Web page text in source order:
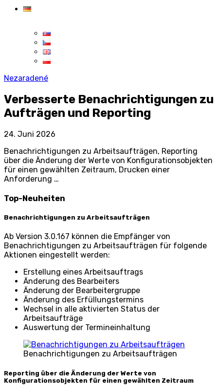
Nezaradené
Verbesserte Benachrichtigungen zu
Aufträgen und Reporting
24. Juni 2026
Benachrichtigungen zu Arbeitsaufträgen, Reporting
über die Änderung der Werte von Konfigurationsobjekten
für einen gewählten Zeitraum, Drucken einer
Anforderung …
Top-Neuheiten
Benachrichtigungen zu Arbeitsaufträgen
Ab Version 3.0.167 können die Empfänger von
Benachrichtigungen zu Arbeitsaufträgen für folgende
Aktionen eingestellt werden:
Erstellung eines Arbeitsauftrags
Änderung des Bearbeiters
Änderung der Bearbeitergruppe
Änderung des Erfüllungstermins
Wechsel in alle aktivierten Status der
Arbeitsaufträge
Auswertung der Termineinhaltung
Benachrichtigungen zu Arbeitsaufträgen
Reporting über die Änderung der Werte von
Konfigurationsobjekten für einen gewählten Zeitraum